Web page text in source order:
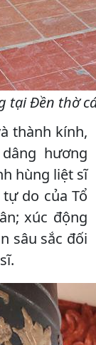
Đền thờ
thành kính,
hương
hùng liệt sĩ
do của Tổ
xúc động
sâu sắc đối